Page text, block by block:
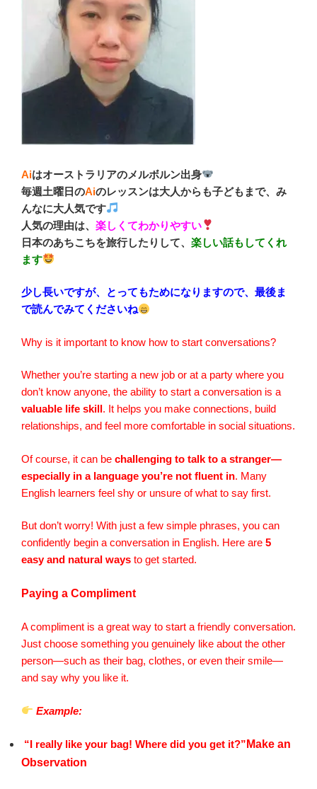
Aiはオーストラリアのメルボルン出身
毎週土曜日のAiのレッスンは大人からも子どもまで、み
んなに大人気です
人気の理由は、 楽しくてわかりやすい
日本のあちこちを旅行したりして、 楽しい話もしてくれ
ます
少し長いですが、とってもためになりますので、最後ま
で読んでみてくださいね
Why is it important to know how to start conversations?
Whether you’re starting a new job or at a party where you
don’t know anyone, the ability to start a conversation is a
valuable life skill. It helps you make connections, build
relationships, and feel more comfortable in social situations.
Of course, it can be challenging to talk to a stranger—
especially in a language you’re not fluent in. Many
English learners feel shy or unsure of what to say first.
But don’t worry! With just a few simple phrases, you can
confidently begin a conversation in English. Here are 5
easy and natural ways to get started.
Paying a Compliment
A compliment is a great way to start a friendly conversation.
Just choose something you genuinely like about the other
person—such as their bag, clothes, or even their smile—
and say why you like it.
Example:
“I really like your bag! Where did you get it?” Make an
Observation